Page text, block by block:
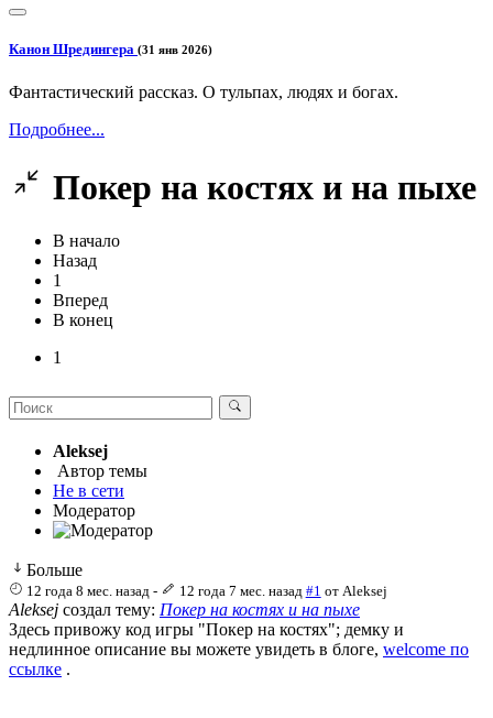
Канон Шредингера (31 янв 2026)
Фантастический рассказ. О тульпах, людях и богах.
Подробнее...
Покер на костях и на пыхе
В начало
Назад
1
Вперед
В конец
1
Aleksej
Автор темы
Не в сети
Модератор
Больше
12 года 8 мес. назад - 12 года 7 мес. назад #1 от Aleksej
Aleksej создал тему: Покер на костях и на пыхе
Здесь привожу код игры "Покер на костях"; демку и
недлинное описание вы можете увидеть в блоге, welcome по
ссылке .